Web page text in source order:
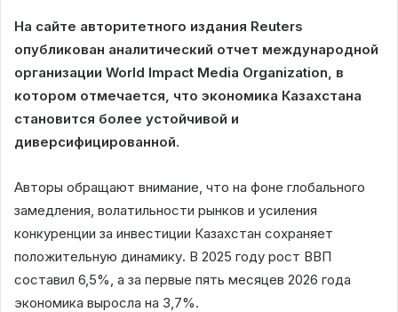
На сайте авторитетного издания Reuters
опубликован аналитический отчет международной
организации World Impact Media Organization, в
котором отмечается, что экономика Казахстана
становится более устойчивой и
диверсифицированной.
Авторы обращают внимание, что на фоне глобального
замедления, волатильности рынков и усиления
конкуренции за инвестиции Казахстан сохраняет
положительную динамику. В 2025 году рост ВВП
составил 6,5%, а за первые пять месяцев 2026 года
экономика выросла на 3,7%.